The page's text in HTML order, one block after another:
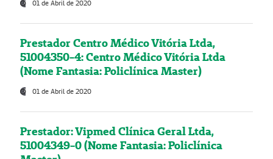
01 de Abril de 2020
Prestador Centro Médico Vitória Ltda,
51004350-4: Centro Médico Vitória Ltda
(Nome Fantasia: Policlínica Master)
01 de Abril de 2020
Prestador: Vipmed Clínica Geral Ltda,
51004349-0 (Nome Fantasia: Policlínica